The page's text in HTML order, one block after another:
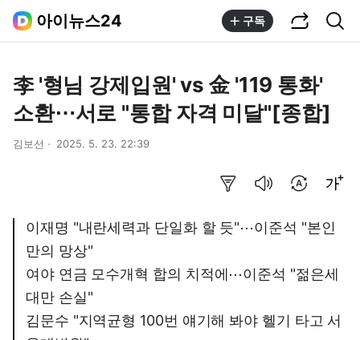
아이뉴스24 구독
李 '형님 강제입원' vs 金 '119 통화'
소환⋯서로 "통합 자격 미달"[종합]
김보선 2025. 5. 23. 22:39
이재명 "내란세력과 단일화 할 듯"⋯이준석 "본인
만의 망상"
여야 연금 모수개혁 합의 치적에⋯이준석 "젊은세
대만 손실"
김문수 "지역균형 100번 얘기해 봐야 헬기 타고 서